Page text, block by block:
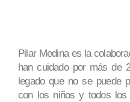
Pilar Medina es la
han cuidado por más de
legado que no se puede
con los niños y todos